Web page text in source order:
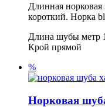
Длинная
короткий. Норка
Длина шубы метр
Крой прямой
%
Норковая